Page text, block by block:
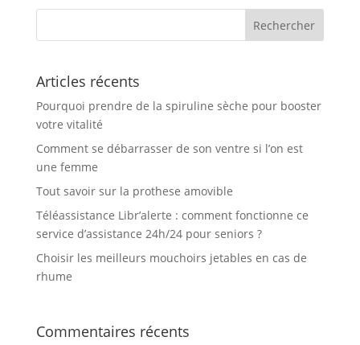
Articles récents
Pourquoi prendre de la spiruline sèche pour booster
votre vitalité
Comment se débarrasser de son ventre si l’on est
une femme
Tout savoir sur la prothese amovible
Téléassistance Libr’alerte : comment fonctionne ce
service d’assistance 24h/24 pour seniors ?
Choisir les meilleurs mouchoirs jetables en cas de
rhume
Commentaires récents